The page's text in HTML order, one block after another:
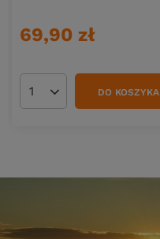
69,90 zł
Ilość produktówDO KOSZYKA